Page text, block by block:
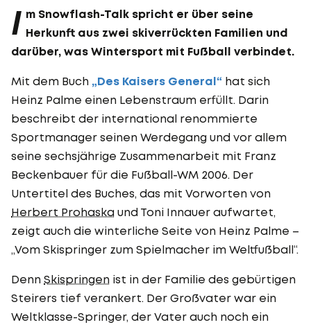
I m Snowflash-Talk spricht er über seine
Herkunft aus zwei skiverrückten Familien und
darüber, was Wintersport mit Fußball verbindet.
Mit dem Buch „Des Kaisers General“ hat sich
Heinz Palme einen Lebenstraum erfüllt. Darin
beschreibt der international renommierte
Sportmanager seinen Werdegang und vor allem
seine sechsjährige Zusammenarbeit mit Franz
Beckenbauer für die Fußball-WM 2006. Der
Untertitel des Buches, das mit Vorworten von
Herbert Prohaska und Toni Innauer aufwartet,
zeigt auch die winterliche Seite von Heinz Palme –
„Vom Skispringer zum Spielmacher im Weltfußball“.
Denn Skispringen ist in der Familie des gebürtigen
Steirers tief verankert. Der Großvater war ein
Weltklasse-Springer, der Vater auch noch ein